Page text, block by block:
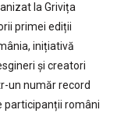
la Grivița
primei ediții
inițiativă
și creatori
un număr record
participanții români